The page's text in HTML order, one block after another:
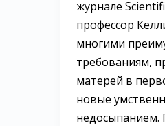
журнале
профессор
многими
требованиям,
матерей в
новые
недосыпанием.